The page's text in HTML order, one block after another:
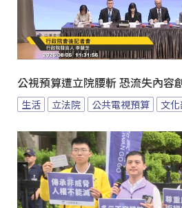
公視預算遭立院腰斬 恐流失內容
生活 立法院 公共電視預算 文化